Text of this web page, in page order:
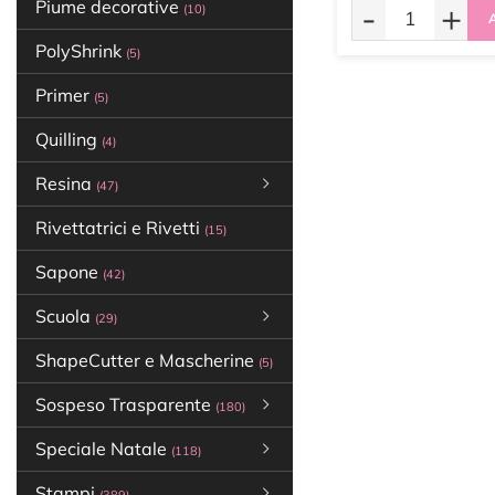
Piume decorative (10)
PolyShrink (5)
Primer (5)
Quilling (4)
Resina (47)
Rivettatrici e Rivetti (15)
Sapone (42)
Scuola (29)
ShapeCutter e Mascherine (5)
Sospeso Trasparente (180)
Speciale Natale (118)
- +